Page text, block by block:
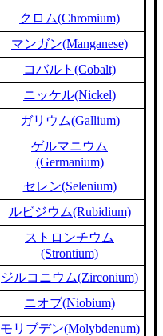
クロム(Chromium)
マンガン(Manganese)
コバルト(Cobalt)
ニッケル(Nickel)
ガリウム(Gallium)
ゲルマニウム
(Germanium)
セレン(Selenium)
ルビジウム(Rubidium)
ストロンチウム
(Strontium)
ジルコニウム(Zirconium)
ニオブ(Niobium)
モリブデン(Molybdenum)